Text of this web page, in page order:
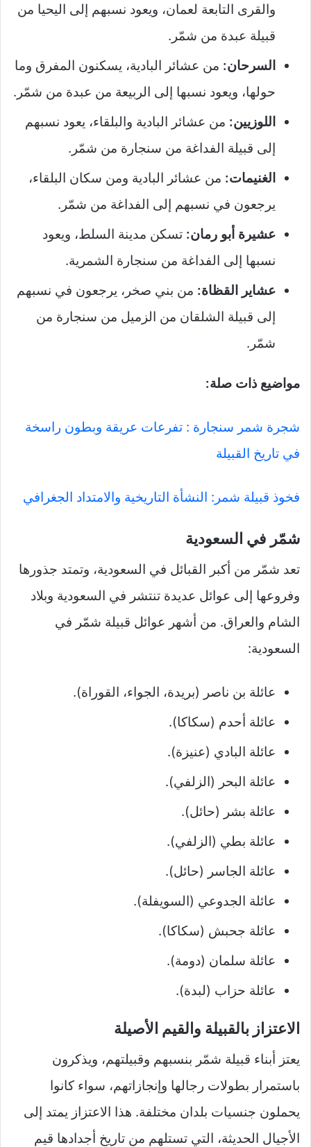
والقرى التابعة لعمان، ويعود نسبهم إلى اليحيا من
قبيلة عبدة من شمّر.
السرحان: من عشائر البادية، يسكنون المفرق وما
حولها، ويعود نسبها إلى الربيعة من عبدة من شمّر.
اللوزيين: من عشائر البادية والبلقاء، يعود نسبهم
إلى قبيلة الفداغة من سنجارة من شمّر.
الغنيمات: من عشائر البادية ومن سكان البلقاء،
يرجعون في نسبهم إلى الفداغة من شمّر.
عشيرة أبو رمان: تسكن مدينة السلط، ويعود
نسبها إلى الفداغة من سنجارة الشمرية.
عشاير القظاة: من بني صخر، يرجعون في نسبهم
إلى قبيلة الشلقان من الزميل من سنجارة من
شمّر.
مواضيع ذات صلة:
شجرة شمر سنجارة : تفرعات عريقة وبطون راسخة
في تاريخ القبيلة
فخوذ قبيلة شمر: النشأة التاريخية والامتداد الجغرافي
شمّر في السعودية
تعد شمّر من أكبر القبائل في السعودية، وتمتد جذورها
وفروعها إلى عوائل عديدة تنتشر في السعودية وبلاد
الشام والعراق. من أشهر عوائل قبيلة شمّر في
السعودية:
عائلة بن ناصر (بريدة، الجواء، القوراة).
عائلة أحدم (سكاكا).
عائلة البادي (عنيزة).
عائلة البحر (الزلفي).
عائلة بشر (حائل).
عائلة بطي (الزلفي).
عائلة الجاسر (حائل).
عائلة الجدوعي (السويفلة).
عائلة جحبش (سكاكا).
عائلة سلمان (دومة).
عائلة حزاب (لبدة).
الاعتزاز بالقبيلة والقيم الأصيلة
يعتز أبناء قبيلة شمّر بنسبهم وقبيلتهم، ويذكرون
باستمرار بطولات رجالها وإنجازاتهم، سواء كانوا
يحملون جنسيات بلدان مختلفة. هذا الاعتزاز يمتد إلى
الأجيال الحديثة، التي تستلهم من تاريخ أجدادها قيم